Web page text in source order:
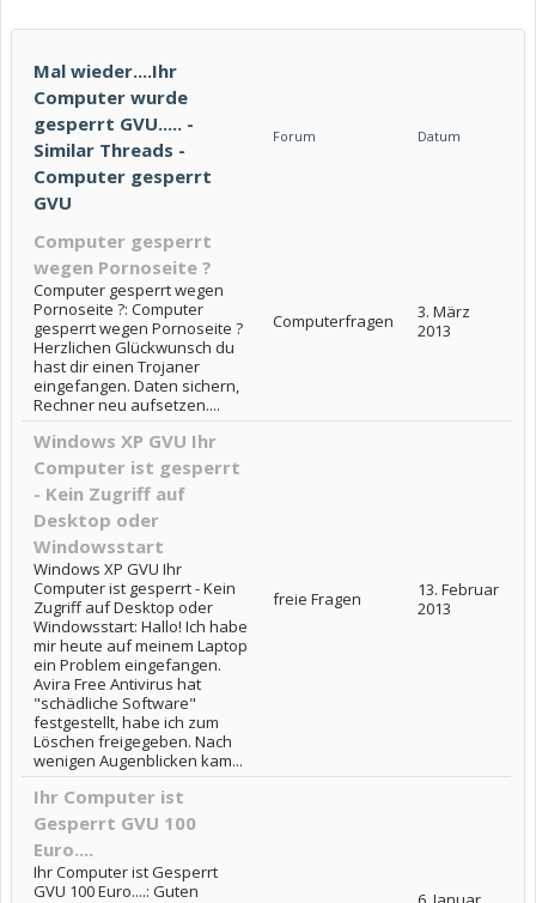
Mal wieder....Ihr
Computer wurde
gesperrt GVU..... -
Similar Threads -
Computer gesperrt
GVU
Forum Datum
Computer gesperrt
wegen Pornoseite ?
Computer gesperrt wegen
Pornoseite ?: Computer
gesperrt wegen Pornoseite ?
Herzlichen Glückwunsch du
hast dir einen Trojaner
eingefangen. Daten sichern,
Rechner neu aufsetzen....
Computerfragen
3. März
2013
Windows XP GVU Ihr
Computer ist gesperrt
- Kein Zugriff auf
Desktop oder
Windowsstart
Windows XP GVU Ihr
Computer ist gesperrt - Kein
Zugriff auf Desktop oder
Windowsstart: Hallo! Ich habe
mir heute auf meinem Laptop
ein Problem eingefangen.
Avira Free Antivirus hat
"schädliche Software"
festgestellt, habe ich zum
Löschen freigegeben. Nach
wenigen Augenblicken kam...
freie Fragen
13. Februar
2013
Ihr Computer ist
Gesperrt GVU 100
Euro....
Ihr Computer ist Gesperrt
GVU 100 Euro....: Guten